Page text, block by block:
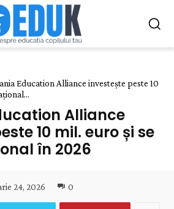
Education Alliance investește peste 10
Alliance
10 mil. euro și se
în 2026
24, 2026 0